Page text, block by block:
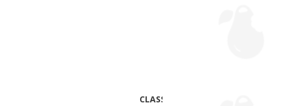
CLASSIFICAÇÃO